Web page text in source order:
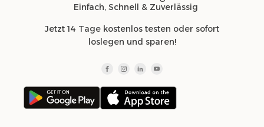
Einfach, Schnell & Zuverlässig
Jetzt 14 Tage kostenlos testen oder sofort
loslegen und sparen!